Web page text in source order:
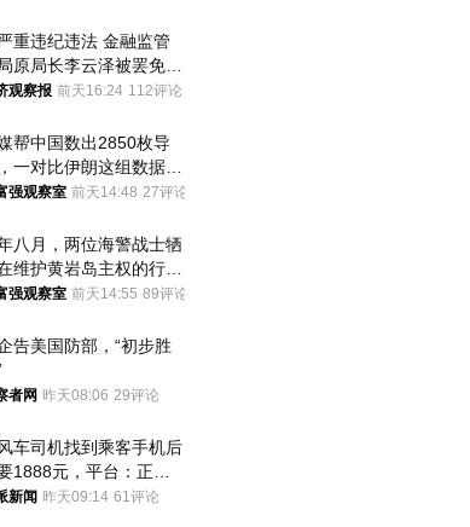
重违纪违法 金融监管
原局长李云泽被罢免全
大代表
观察报 前天16:24 112评论
帮中国数出2850枚导
一对比伊朗这组数据，
出大事了
强观察室 前天14:48 27评论
八月，两位海警战士牺
维护黄岩岛主权的行动
强观察室 前天14:55 89评论
告美国防部，“初步胜
者网 昨天08:06 29评论
车司机找到乘客手机后
1888元，平台：正和
沟通协商
新闻 昨天09:14 61评论